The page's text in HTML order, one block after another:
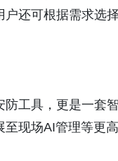
还可根据需求选
工具，更是一套
现场AI管理等更